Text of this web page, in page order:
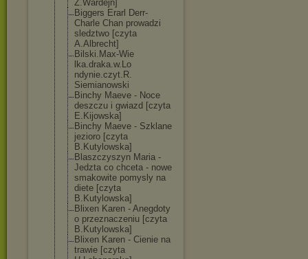
Z.Wardejn]
Biggers Erarl Derr-
Charle Chan prowadzi
sledztwo [czyta
A.Albrecht]
Bilski.Max-Wie
lka.draka.w.Lo
ndynie.czyt.R.
Siemianowski
Binchy Maeve - Noce
deszczu i gwiazd [czyta
E.Kijowska]
Binchy Maeve - Szklane
jezioro [czyta
B.Kutylowska]
Blaszczyszyn Maria -
Jedzta co chceta - nowe
smakowite pomysly na
diete [czyta
B.Kutylowska]
Blixen Karen - Anegdoty
o przeznaczeniu [czyta
B.Kutylowska]
Blixen Karen - Cienie na
trawie [czyta